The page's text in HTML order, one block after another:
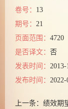
卷号： 13
期号： 21
页面范围： 4720
是否译文： 否
发表时间： 2013-
发布时间： 2022-
上一条： 绩效期